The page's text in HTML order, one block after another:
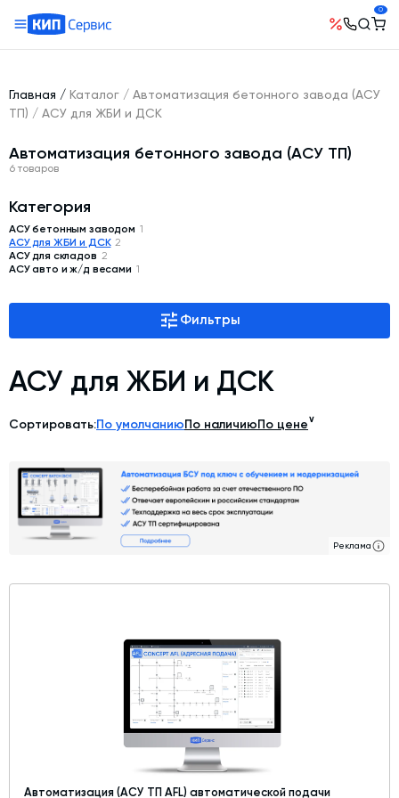
0
Бетонные заводы (БСУ, РБУ)
Автоматизация бетонного завода (АСУ ТП)
Гибкие шнеки для сыпучих материалов
Конвейерное оборудование
Склады инертных материалов
Силосы для цемента и обвязка
Растариватели Биг-Бегов
Тепловое оборудование
Дозаторы для бетонных заводов
Промышленные фильтры и комплектующие
Авто и Ж/Д весы
Оборудование для производства ЖБИ
Промышленные вибраторы
Дробильно-сортировочный комплекс
Околопрессовочное оборудование
География поставок
Руководство
Сотрудничество
Открытые вакансии
Сертификаты
Новости
Ответы на вопросы
Условия труда
Контакты
Главная / Каталог / Автоматизация бетонного завода (АСУ
ТП) / АСУ для ЖБИ и ДСК
Автоматизация бетонного завода (АСУ ТП)
6 товаров
Категория
АСУ бетонным заводом 1
АСУ для ЖБИ и ДСК 2
АСУ для складов 2
АСУ авто и ж/д весами 1
Фильтры
АСУ для ЖБИ и ДСК
Сортировать:По умолчаниюПо наличиюПо цене∨
Реклама
Автоматизация (АСУ ТП AFL) автоматической подачи